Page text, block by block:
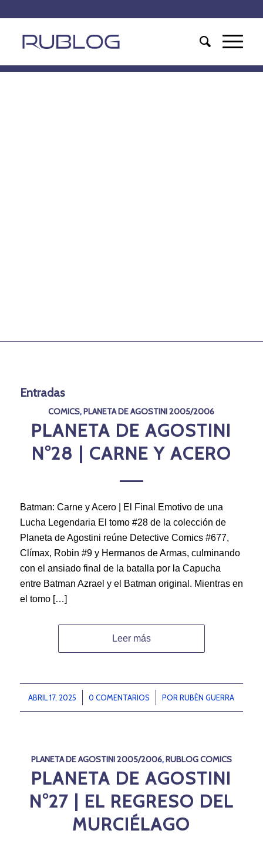
Entradas
COMICS,PLANETA DE AGOSTINI 2005/2006
PLANETA DE AGOSTINI
N°28 | CARNE Y ACERO
Batman: Carne y Acero | El Final Emotivo de una
Lucha Legendaria El tomo #28 de la colección de
Planeta de Agostini reúne Detective Comics #677,
Clímax, Robin #9 y Hermanos de Armas, culminando
con el ansiado final de la batalla por la Capucha
entre Batman Azrael y el Batman original. Mientras en
el tomo […]
Leer más
ABRIL 17, 2025
/ 0 COMENTARIOS
/ PORRUBÉN GUERRA
PLANETA DE AGOSTINI 2005/2006,RUBLOG COMICS
PLANETA DE AGOSTINI
N°27 | EL REGRESO DEL
MURCIÉLAGO